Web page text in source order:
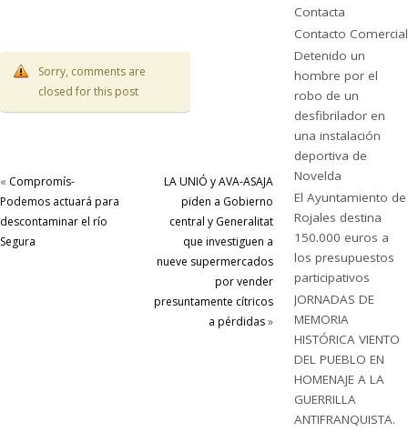
Sorry, comments are
closed for this post
« Compromís-
Podemos actuará para
descontaminar el río
Segura
LA UNIÓ y AVA-ASAJA
piden a Gobierno
central y Generalitat
que investiguen a
nueve supermercados
por vender
presuntamente cítricos
a pérdidas»
Contacta
Contacto Comercial
Detenido un
hombre por el
robo de un
desfibrilador en
una instalación
deportiva de
Novelda
El Ayuntamiento de
Rojales destina
150.000 euros a
los presupuestos
participativos
JORNADAS DE
MEMORIA
HISTÓRICA VIENTO
DEL PUEBLO EN
HOMENAJE A LA
GUERRILLA
ANTIFRANQUISTA.